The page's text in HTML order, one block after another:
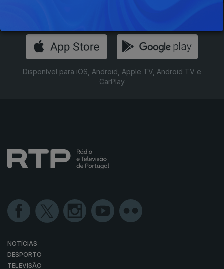
Disponível para iOS, Android, Apple TV, Android TV e
CarPlay
NOTÍCIAS
DESPORTO
TELEVISÃO